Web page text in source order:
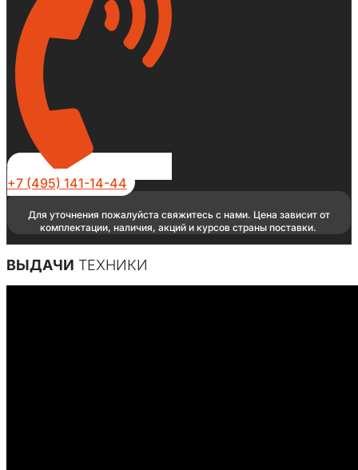
+7 (495) 141-14-44
Для уточнения пожалуйста свяжитесь с нами. Цена зависит от
комплектации, наличия, акций и курсов страны поставки.
ВЫДАЧИ ТЕХНИКИ